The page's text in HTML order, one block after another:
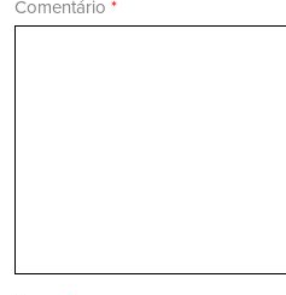
Comentário *